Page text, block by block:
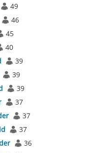
49
46
45
40
39
39
39
37
37
37
36